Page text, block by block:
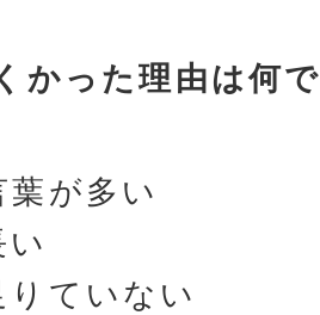
かった理由は何
が多い
ていない